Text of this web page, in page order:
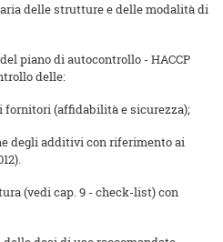
delle strutture e delle modalità di
piano di autocontrollo - HACCP
delle:
fornitori (affidabilità e sicurezza);
degli additivi con riferimento ai
(vedi cap. 9 - check-list) con